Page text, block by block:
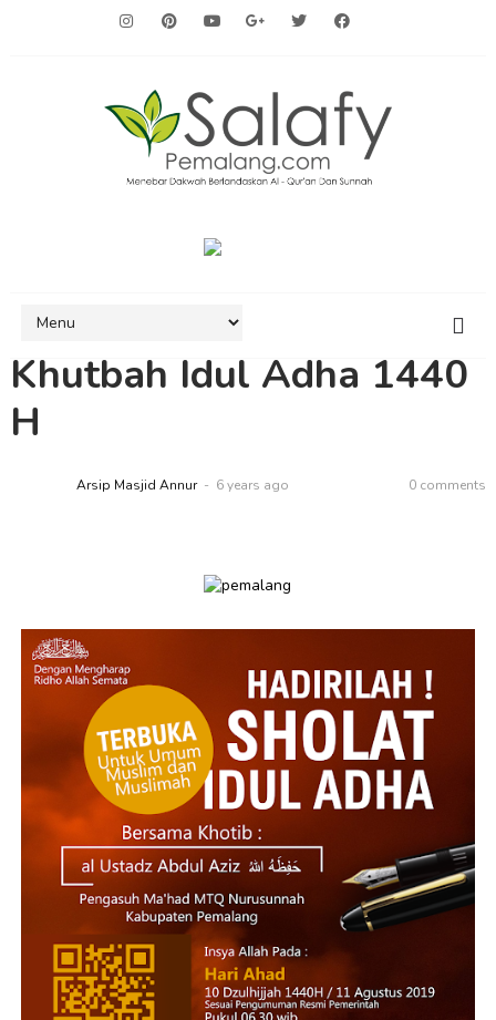
Khutbah Idul Adha 1440
H
Arsip Masjid Annur 6 years ago 0 comments